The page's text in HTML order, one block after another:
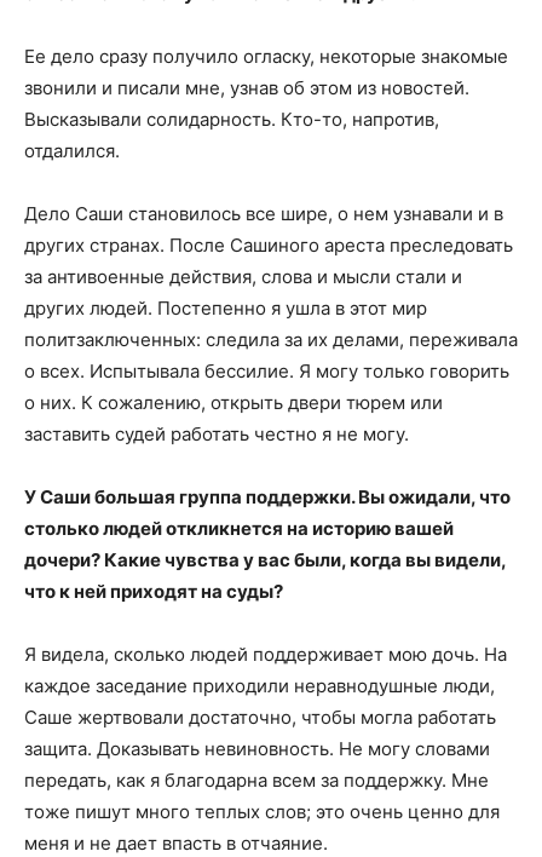
Ее дело сразу получило огласку, некоторые знакомые
звонили и писали мне, узнав об этом из новостей.
Высказывали солидарность. Кто-то, напротив,
отдалился.
Дело Саши становилось все шире, о нем узнавали и в
других странах. После Сашиного ареста преследовать
за антивоенные действия, слова и мысли стали и
других людей. Постепенно я ушла в этот мир
политзаключенных: следила за их делами, переживала
о всех. Испытывала бессилие. Я могу только говорить
о них. К сожалению, открыть двери тюрем или
заставить судей работать честно я не могу.
У Саши большая группа поддержки. Вы ожидали, что
столько людей откликнется на историю вашей
дочери? Какие чувства у вас были, когда вы видели,
что к ней приходят на суды?
Я видела, сколько людей поддерживает мою дочь. На
каждое заседание приходили неравнодушные люди,
Саше жертвовали достаточно, чтобы могла работать
защита. Доказывать невиновность. Не могу словами
передать, как я благодарна всем за поддержку. Мне
тоже пишут много теплых слов; это очень ценно для
меня и не дает впасть в отчаяние.